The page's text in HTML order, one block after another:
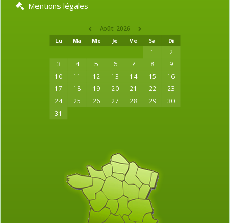
Mentions légales
Août 2026
Lu Ma Me Je Ve Sa Di
1
2
3
4 5 6 7 8 9
10 11 12 13 14 15
16
17
18 19 20 21 22
23
24
25 26 27 28 29 30
31